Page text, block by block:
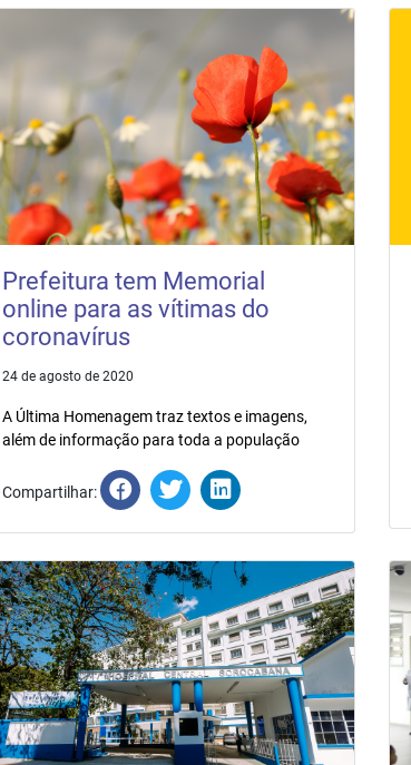
Prefeitura tem Memorial
online para as vítimas do
coronavírus
24 de agosto de 2020
A Última Homenagem traz textos e imagens,
além de informação para toda a população
Compartilhar: